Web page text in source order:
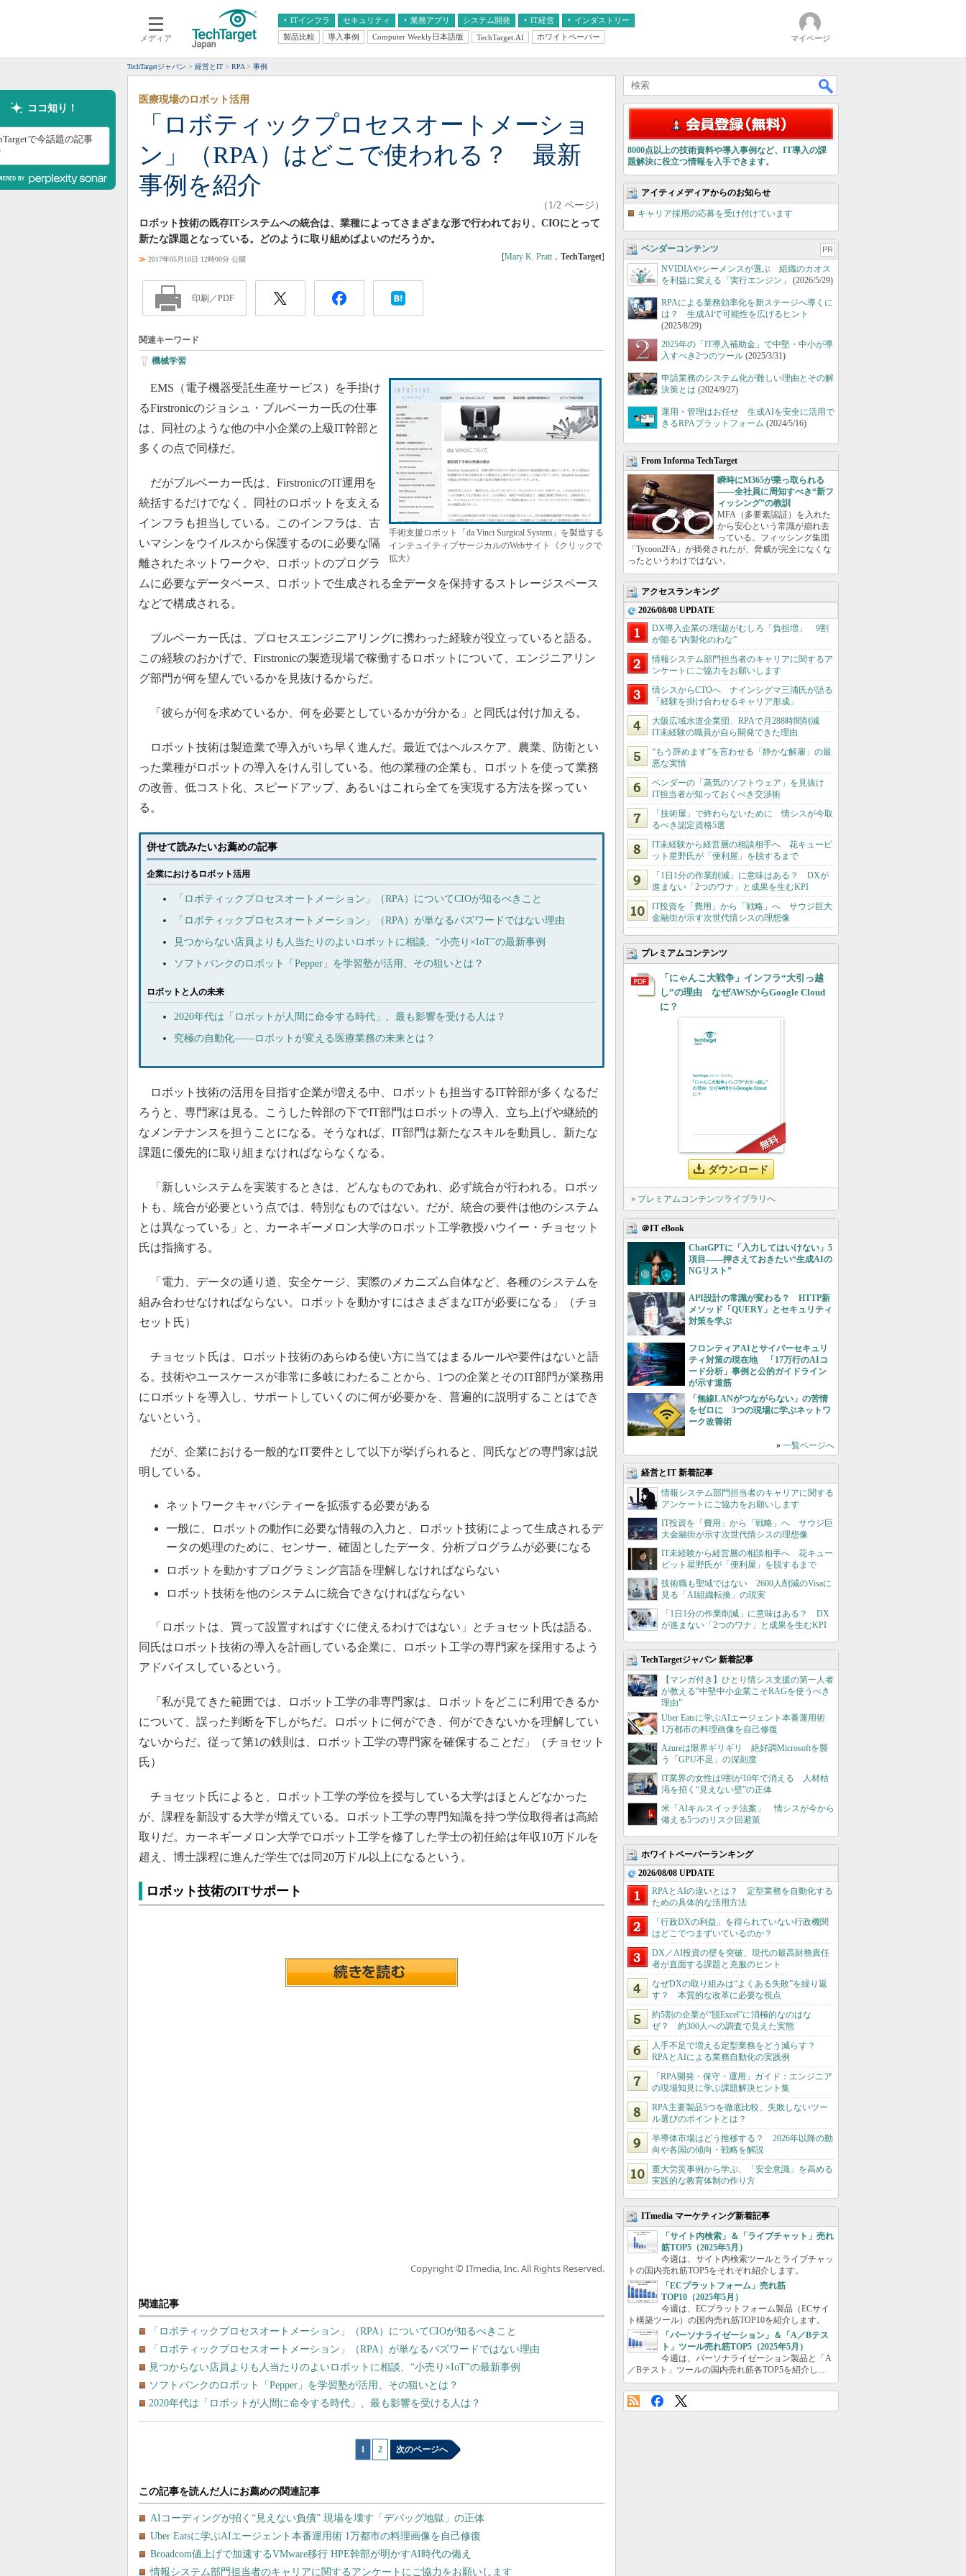
メディア
ITインフラ
クラウド
スマートモバイル
ネットワーク
システム運用管理
セキュリティ 業務アプリ
エンタープライズAI
ERP
情報系システム
システム開発 IT経営
経営とIT
インダストリー
医療IT
製品比較 導入事例 Computer Weekly日本語版 TechTarget.AI ホワイトペーパー マイページ
TechTargetジャパン 経営とIT RPA 事例
ココ知り！
で今話題の記事
「ロボティックプロセスオートメーショ
ン」（RPA）はどこで使われる？ 最新
事例を紹介
医療現場のロボット活用
（1/2 ページ）
ロボット技術の既存ITシステムへの統合は、業種によってさまざまな形で行われており、CIOにとって
新たな課題となっている。どのように取り組めばよいのだろうか。
≫ 2017年05月10日 12時00分 公開 [Mary K. Pratt ， TechTarget]
印刷／PDF
関連キーワード
機械学習
手術支援ロボット「da Vinci Surgical System」を製造する
インテュイティブサージカルのWebサイト《クリックで
拡大》
EMS（電子機器受託生産サービス）を手掛け
るFirstronicのジョシュ・ブルベーカー氏の仕事
は、同社のような他の中小企業の上級IT幹部と
多くの点で同様だ。
だがブルベーカー氏は、FirstronicのIT運用を
統括するだけでなく、同社のロボットを支える
インフラも担当している。このインフラは、古
いマシンをウイルスから保護するのに必要な隔
離されたネットワークや、ロボットのプログラ
ムに必要なデータベース、ロボットで生成される全データを保持するストレージスペース
などで構成される。
ブルベーカー氏は、プロセスエンジニアリングに携わった経験が役立っていると語る。
この経験のおかげで、Firstronicの製造現場で稼働するロボットについて、エンジニアリン
グ部門が何を望んでいるかを見抜けるからだ。
「彼らが何を求めているか、何を必要としているかが分かる」と同氏は付け加える。
ロボット技術は製造業で導入がいち早く進んだ。最近ではヘルスケア、農業、防衛とい
った業種がロボットの導入をけん引している。他の業種の企業も、ロボットを使って業務
の改善、低コスト化、スピードアップ、あるいはこれら全てを実現する方法を探ってい
る。
併せて読みたいお薦めの記事
企業におけるロボット活用
「ロボティックプロセスオートメーション」（RPA）についてCIOが知るべきこと
「ロボティックプロセスオートメーション」（RPA）が単なるバズワードではない理由
見つからない店員よりも人当たりのよいロボットに相談、“小売り×IoT”の最新事例
ソフトバンクのロボット「Pepper」を学習塾が活用、その狙いとは？
ロボットと人の未来
2020年代は「ロボットが人間に命令する時代」、最も影響を受ける人は？
究極の自動化――ロボットが変える医療業務の未来とは？
ロボット技術の活用を目指す企業が増える中、ロボットも担当するIT幹部が多くなるだ
ろうと、専門家は見る。こうした幹部の下でIT部門はロボットの導入、立ち上げや継続的
なメンテナンスを担うことになる。そうなれば、IT部門は新たなスキルを動員し、新たな
課題に優先的に取り組まなければならなくなる。
「新しいシステムを実装するときは、どんなものであれ、必ず統合が行われる。ロボッ
トも、統合が必要という点では、特別なものではない。だが、統合の要件は他のシステム
とは異なっている」と、カーネギーメロン大学のロボット工学教授ハウイー・チョセット
氏は指摘する。
「電力、データの通り道、安全ケージ、実際のメカニズム自体など、各種のシステムを
組み合わせなければならない。ロボットを動かすにはさまざまなITが必要になる」（チョ
セット氏）
チョセット氏は、ロボット技術のあらゆる使い方に当てはまるルールや要件はないと語
る。技術やユースケースが非常に多岐にわたることから、1つの企業とそのIT部門が業務用
にロボットを導入し、サポートしていくのに何が必要かを、普遍的に説明することはでき
ないという。
だが、企業における一般的なIT要件として以下が挙げられると、同氏などの専門家は説
明している。
ネットワークキャパシティーを拡張する必要がある
一般に、ロボットの動作に必要な情報の入力と、ロボット技術によって生成されるデ
ータの処理のために、センサー、確固としたデータ、分析プログラムが必要になる
ロボットを動かすプログラミング言語を理解しなければならない
ロボット技術を他のシステムに統合できなければならない
「ロボットは、買って設置すればすぐに使えるわけではない」とチョセット氏は語る。
同氏はロボット技術の導入を計画している企業に、ロボット工学の専門家を採用するよう
アドバイスしているという。
「私が見てきた範囲では、ロボット工学の非専門家は、ロボットをどこに利用できるか
について、誤った判断を下しがちだ。ロボットに何ができ、何ができないかを理解してい
ないからだ。従って第1の鉄則は、ロボット工学の専門家を確保することだ」（チョセット
氏）
チョセット氏によると、ロボット工学の学位を授与している大学はほとんどなかった
が、課程を新設する大学が増えている。ロボット工学の専門知識を持つ学位取得者は高給
取りだ。カーネギーメロン大学でロボット工学を修了した学士の初任給は年収10万ドルを
超え、博士課程に進んだ学生では同20万ドル以上になるという。
ロボット技術のITサポート
Copyright © ITmedia, Inc. All Rights Reserved.
関連記事
「ロボティックプロセスオートメーション」（RPA）についてCIOが知るべきこと
「ロボティックプロセスオートメーション」（RPA）が単なるバズワードではない理由
見つからない店員よりも人当たりのよいロボットに相談、“小売り×IoT”の最新事例
ソフトバンクのロボット「Pepper」を学習塾が活用、その狙いとは？
2020年代は「ロボットが人間に命令する時代」、最も影響を受ける人は？
1 2 次のページへ
8000点以上の技術資料や導入事例など、IT導入の課
題解決に役立つ情報を入手できます。
アイティメディアからのお知らせ
キャリア採用の応募を受け付けています
ベンダーコンテンツ PR
NVIDIAやシーメンスが選ぶ 組織のカオス
を利益に変える「実行エンジン」
(2026/5/29)
RPAによる業務効率化を新ステージへ導くに
は？ 生成AIで可能性を広げるヒント
(2025/8/29)
2025年の「IT導入補助金」で中堅・中小が導
入すべき2つのツール (2025/3/31)
申請業務のシステム化が難しい理由とその解
決策とは (2024/9/27)
運用・管理はお任せ 生成AIを安全に活用で
きるRPAプラットフォーム (2024/5/16)
From Informa TechTarget
瞬時にM365が乗っ取られる
――全社員に周知すべき“新フ
ィッシング”の教訓
MFA（多要素認証）を入れた
から安心という常識が崩れ去
っている。フィッシング集団
「Tycoon2FA」が摘発されたが、脅威が完全になくな
ったというわけではない。
アクセスランキング
2026/08/08 UPDATE
DX導入企業の3割超がむしろ「負担増」 9割
が陥る“内製化のわな”
情報システム部門担当者のキャリアに関するア
ンケートにご協力をお願いします
情シスからCTOへ ナインシグマ三浦氏が語る
「経験を掛け合わせるキャリア形成」
大阪広域水道企業団、RPAで月288時間削減
IT未経験の職員が自ら開発できた理由
“もう辞めます”を言わせる「静かな解雇」の最
悪な実情
ベンダーの「蒸気のソフトウェア」を見抜け
IT担当者が知っておくべき交渉術
「技術屋」で終わらないために 情シスが今取
るべき認定資格5選
IT未経験から経営層の相談相手へ 花キューピ
ット星野氏が「便利屋」を脱するまで
「1日1分の作業削減」に意味はある？ DXが
進まない「2つのワナ」と成果を生むKPI
IT投資を「費用」から「戦略」へ サウジ巨大
金融街が示す次世代情シスの理想像
プレミアムコンテンツ
「にゃんこ大戦争」インフラ“大引っ越
し”の理由 なぜAWSからGoogle Cloud
に？
ダウンロード
» プレミアムコンテンツライブラリへ
＠IT eBook
ChatGPTに「入力してはいけない」5
項目――押さえておきたい“生成AIの
NGリスト”
API設計の常識が変わる？ HTTP新
メソッド「QUERY」とセキュリティ
対策を学ぶ
フロンティアAIとサイバーセキュリ
ティ対策の現在地 「17万行のAIコ
ード分析」事例と公的ガイドライン
が示す道筋
「無線LANがつながらない」の苦情
をゼロに 3つの現場に学ぶネットワ
ーク改善術
» 一覧ページへ
経営とIT 新着記事
情報システム部門担当者のキャリアに関する
アンケートにご協力をお願いします
IT投資を「費用」から「戦略」へ サウジ巨
大金融街が示す次世代情シスの理想像
IT未経験から経営層の相談相手へ 花キュー
ピット星野氏が「便利屋」を脱するまで
技術職も聖域ではない 2600人削減のVisaに
見る「AI組織転換」の現実
「1日1分の作業削減」に意味はある？ DX
が進まない「2つのワナ」と成果を生むKPI
TechTargetジャパン 新着記事
【マンガ付き】ひとり情シス支援の第一人者
が教える”中堅中小企業こそRAGを使うべき
理由”
Uber Eatsに学ぶAIエージェント本番運用術
1万都市の料理画像を自己修復
Azureは限界ギリギリ 絶好調Microsoftを襲
う「GPU不足」の深刻度
IT業界の女性は9割が10年で消える 人材枯
渇を招く“見えない壁”の正体
米「AIキルスイッチ法案」 情シスが今から
備える5つのリスク回避策
ホワイトペーパーランキング
2026/08/08 UPDATE
RPAとAIの違いとは？ 定型業務を自動化する
ための具体的な活用方法
「行政DXの利益」を得られていない行政機関
はどこでつまずいているのか？
DX／AI投資の壁を突破、現代の最高財務責任
者が直面する課題と克服のヒント
なぜDXの取り組みは“よくある失敗”を繰り返
す？ 本質的な改革に必要な視点
約5割の企業が“脱Excel”に消極的なのはな
ぜ？ 約300人への調査で見えた実態
人手不足で増える定型業務をどう減らす？
RPAとAIによる業務自動化の実践例
「RPA開発・保守・運用」ガイド：エンジニア
の現場知見に学ぶ課題解決ヒント集
RPA主要製品5つを徹底比較、失敗しないツー
ル選びのポイントとは？
半導体市場はどう推移する？ 2026年以降の動
向や各国の傾向・戦略を解説
重大労災事例から学ぶ、「安全意識」を高める
実践的な教育体制の作り方
ITmedia マーケティング新着記事
「サイト内検索」＆「ライブチャット」売れ
筋TOP5（2025年5月）
今週は、サイト内検索ツールとライブチャッ
トの国内売れ筋TOP5をそれぞれ紹介します。
「ECプラットフォーム」売れ筋
TOP10（2025年5月）
今週は、ECプラットフォーム製品（ECサイ
ト構築ツール）の国内売れ筋TOP10を紹介します。
「パーソナライゼーション」＆「A／Bテス
ト」ツール売れ筋TOP5（2025年5月）
今週は、パーソナライゼーション製品と「A
／Bテスト」ツールの国内売れ筋各TOP5を紹介し...